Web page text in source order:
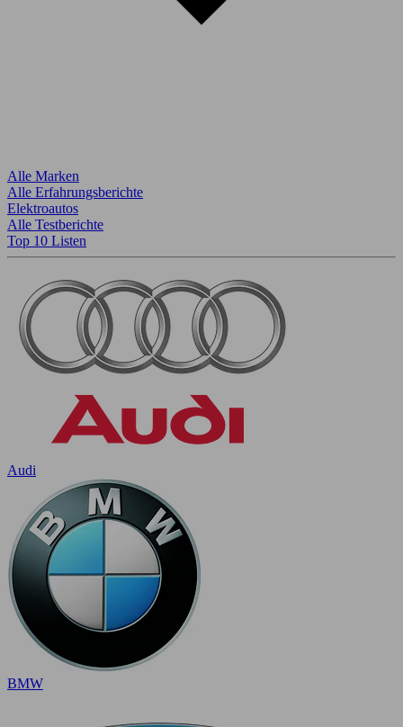
Alle Marken
Alle Erfahrungsberichte
Elektroautos
Alle Testberichte
Top 10 Listen
Audi
BMW